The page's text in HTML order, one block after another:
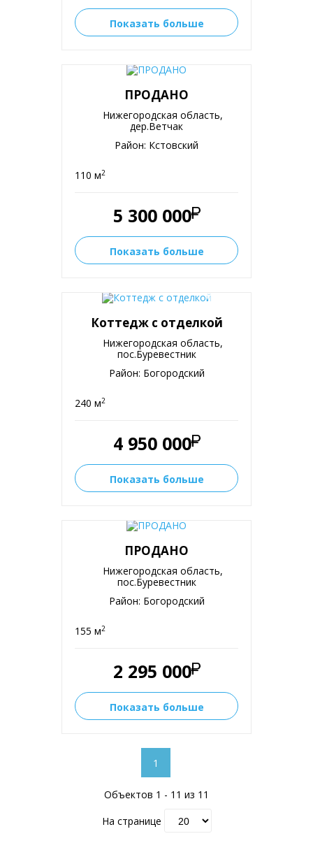
Показать больше
ПРОДАНО
Нижегородская область,
дер.Ветчак
Район: Кстовский
110 м2
5 300 000
Показать больше
Коттедж с отделкой
Нижегородская область,
пос.Буревестник
Район: Богородский
240 м2
4 950 000
Показать больше
ПРОДАНО
Нижегородская область,
пос.Буревестник
Район: Богородский
155 м2
2 295 000
Показать больше
1
Объектов 1 - 11 из 11
На странице